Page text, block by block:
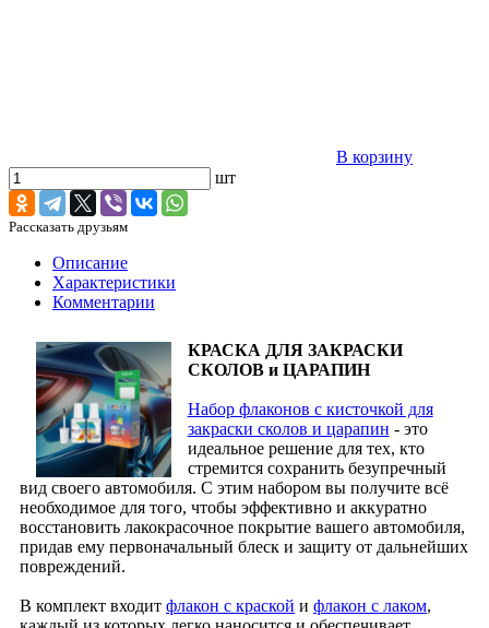
В корзину
шт
Рассказать друзьям
Описание
Характеристики
Комментарии
КРАСКА ДЛЯ ЗАКРАСКИ
СКОЛОВ и ЦАРАПИН
Набор флаконов с кисточкой для
закраски сколов и царапин - это
идеальное решение для тех, кто
стремится сохранить безупречный
вид своего автомобиля. С этим набором вы получите всё
необходимое для того, чтобы эффективно и аккуратно
восстановить лакокрасочное покрытие вашего автомобиля,
придав ему первоначальный блеск и защиту от дальнейших
повреждений.
В комплект входит флакон с краской и флакон с лаком,